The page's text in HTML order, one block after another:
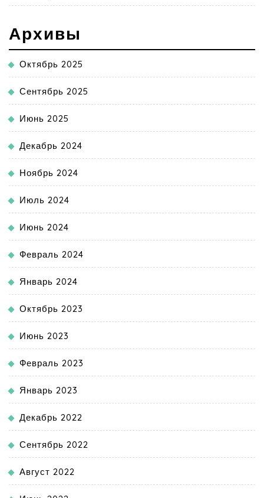
Архивы
Октябрь 2025
Сентябрь 2025
Июнь 2025
Декабрь 2024
Ноябрь 2024
Июль 2024
Июнь 2024
Февраль 2024
Январь 2024
Октябрь 2023
Июнь 2023
Февраль 2023
Январь 2023
Декабрь 2022
Сентябрь 2022
Август 2022